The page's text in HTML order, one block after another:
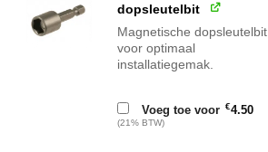
dopsleutelbit
Magnetische dopsleutelbit,
voor optimaal
installatiegemak.
Voeg toe voor €4.50
(21% BTW)